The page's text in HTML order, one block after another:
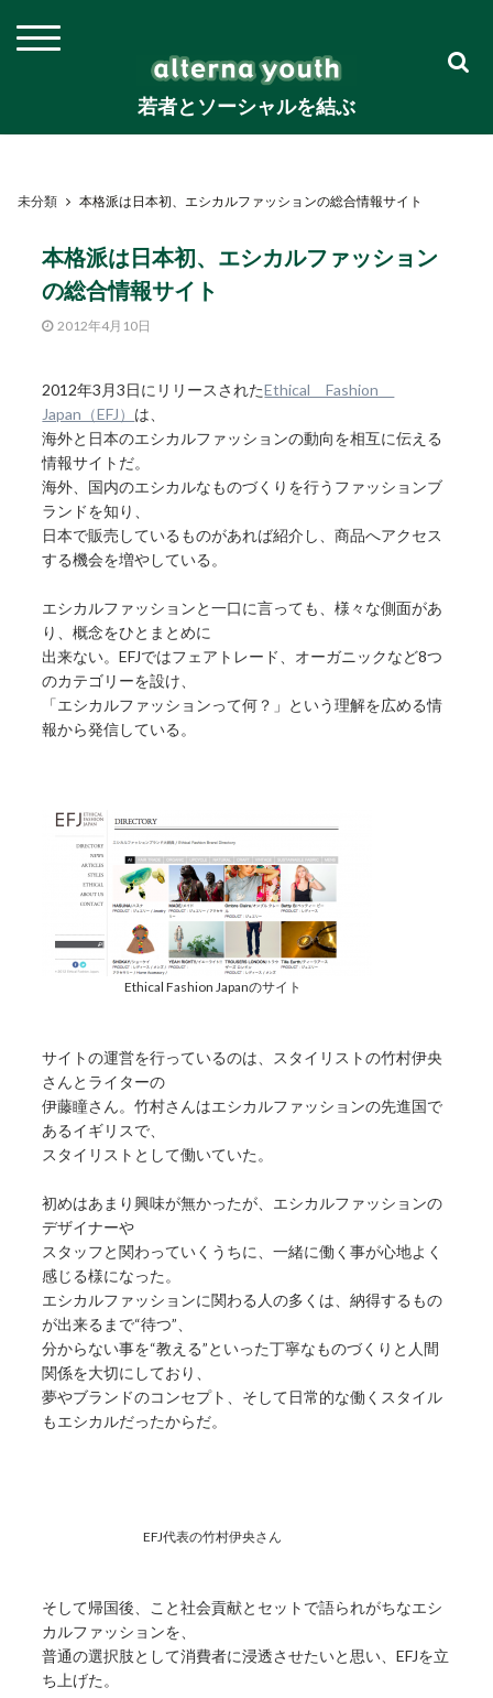
若者とソーシャルを結ぶ
未分類 本格派は日本初、エシカルファッションの総合情報サイト
本格派は日本初、エシカルファッション
の総合情報サイト
2012年4月10日
2012年3月3日にリリースされたEthical Fashion
Japan（EFJ） は、
海外と日本のエシカルファッションの動向を相互に伝える
情報サイトだ。
海外、国内のエシカルなものづくりを行うファッションブ
ランドを知り、
日本で販売しているものがあれば紹介し、商品へアクセス
する機会を増やしている。
エシカルファッションと一口に言っても、様々な側面があ
り、概念をひとまとめに
出来ない。EFJではフェアトレード、オーガニックなど8つ
のカテゴリーを設け、
「エシカルファッションって何？」という理解を広める情
報から発信している。
Ethical Fashion Japanのサイト
サイトの運営を行っているのは、スタイリストの竹村伊央
さんとライターの
伊藤瞳さん。竹村さんはエシカルファッションの先進国で
あるイギリスで、
スタイリストとして働いていた。
初めはあまり興味が無かったが、エシカルファッションの
デザイナーや
スタッフと関わっていくうちに、一緒に働く事が心地よく
感じる様になった。
エシカルファッションに関わる人の多くは、納得するもの
が出来るまで“待つ”、
分からない事を“教える”といった丁寧なものづくりと人間
関係を大切にしており、
夢やブランドのコンセプト、そして日常的な働くスタイル
もエシカルだったからだ。
EFJ代表の竹村伊央さん
そして帰国後、こと社会貢献とセットで語られがちなエシ
カルファッションを、
普通の選択肢として消費者に浸透させたいと思い、EFJを立
ち上げた。